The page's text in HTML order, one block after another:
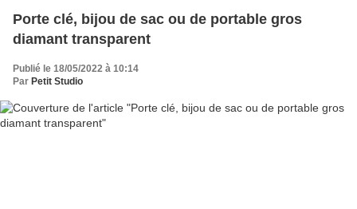
Porte clé, bijou de sac ou de portable gros
diamant transparent
Publié le 18/05/2022 à 10:14
Par Petit Studio